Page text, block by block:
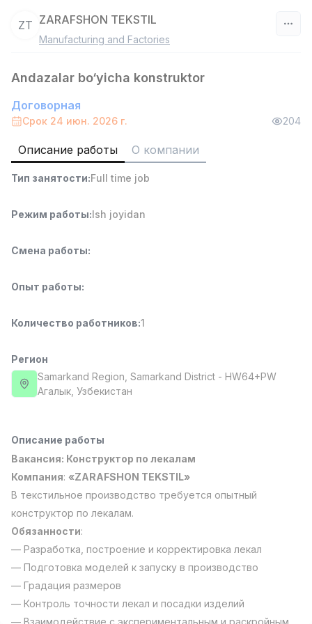
Работник склада
ASIAN
Full time job
Ish joyidan
6,000,000 - 15,000,000 sum
Продавец-консультант
3,000,000 - 6,000,000 sum
Full time job
Ish joyidan
Повар фастфуда
2,600,000 - 5,000,000 sum/
LES AILES
Фармацевт
3,000,000 - 10,000,000 sum/
девушек!)
Договорная
NAFF
Full time job
Агент по продажам TOP
ZT ZARAFSHON TEKSTIL
Manufacturing and Factories
Andazalar bo‘yicha konstruktor
Договорная
Срок 24 июн. 2026 г. 204
Описание работы О компании
Тип занятости:Full time job
Режим работы:Ish joyidan
Смена работы:
Опыт работы:
Количество работников:1
Регион
Samarkand Region , Samarkand District - HW64+PW
Агалык, Узбекистан
Описание работы
Вакансия: Конструктор по лекалам
Компания: «ZARAFSHON TEKSTIL»
В текстильное производство требуется опытный
конструктор по лекалам.
Обязанности:
— Разработка, построение и корректировка лекал
— Подготовка моделей к запуску в производство
— Градация размеров
— Контроль точности лекал и посадки изделий
— Взаимодействие с экспериментальным и раскройным
Вакансии Категории Компании